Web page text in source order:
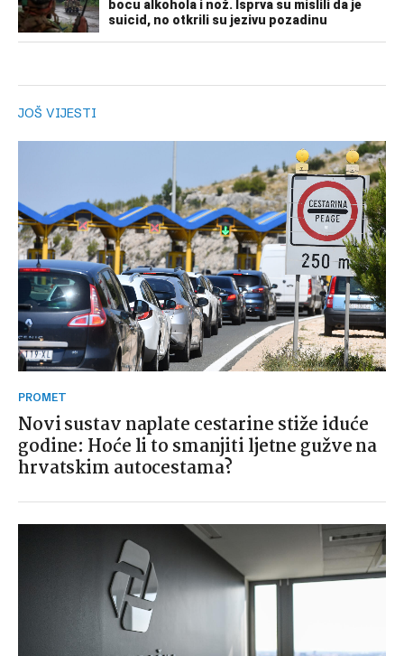
JOŠ VIJESTI
PROMET
Novi sustav naplate cestarine stiže iduće
godine: Hoće li to smanjiti ljetne gužve na
hrvatskim autocestama?